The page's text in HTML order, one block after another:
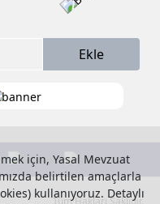
için, Yasal Mevzuat
belirtilen amaçlarla
kullanıyoruz. Detaylı
Ekle